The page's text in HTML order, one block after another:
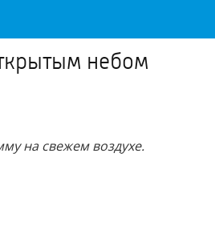
небом
на свежем воздухе.